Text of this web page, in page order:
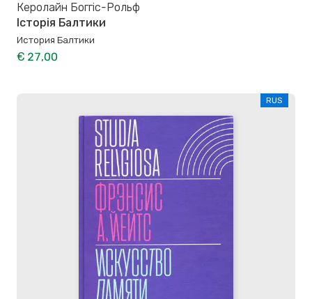
Керолайн Боггіс-Рольф
Історія Балтики
История Балтики
€ 27,00
RUS